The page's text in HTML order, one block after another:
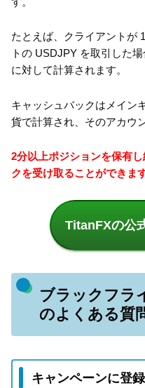
たとえば、クライアントが
トの USDJPY を取引した
に対して計算されます。
キャッシュバックはメイン
貨で計算され、そのアカウ
2分以上ポジションを保有
クを受け取ることができます
TitanFXの公
ブラックフラ
のよくある質
キャンペーンに登